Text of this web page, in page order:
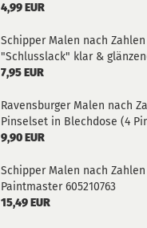
4,99 EUR
Schipper Malen nach
"Schlusslack" klar &
7,95 EUR
Ravensburger Malen nach
Pinselset in Blechdose (4
9,90 EUR
Schipper Malen nach
Paintmaster 605210763
15,49 EUR